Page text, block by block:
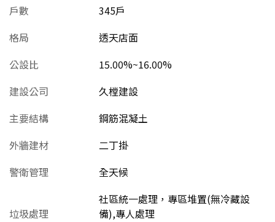
戶數
345戶
格局
透天店面
公設比
15.00%~16.00%
建設公司
久樘建設
主要結構
鋼筋混凝土
外牆建材
二丁掛
警衛管理
全天候
垃圾處理
社區統一處理，專區堆置(無冷藏設
備),專人處理